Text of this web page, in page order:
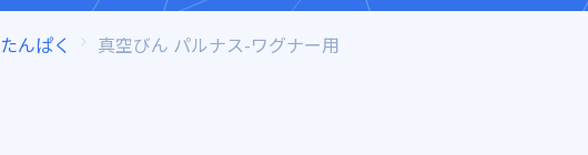
んぱく 真空びん パルナス-ワグナー用